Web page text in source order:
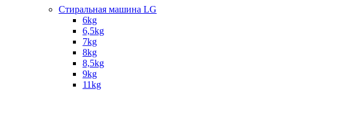
Стиральная машина LG
6kg
6,5kg
7kg
8kg
8,5kg
9kg
11kg